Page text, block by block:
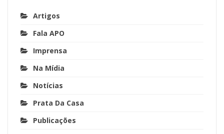
Artigos
Fala APO
Imprensa
Na Mídia
Notícias
Prata Da Casa
Publicações